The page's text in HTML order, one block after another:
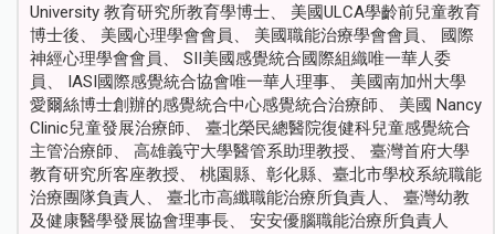
University 教育研究所教育學博士、 美國ULCA學齡前兒童教育
博士後、 美國心理學會會員、 美國職能治療學會會員、 國際
神經心理學會會員、 SII美國感覺統合國際組織唯一華人委
員、 IASI國際感覺統合協會唯一華人理事、 美國南加州大學
愛爾絲博士創辦的感覺統合中心感覺統合治療師、 美國 Nancy
Clinic兒童發展治療師、 臺北榮民總醫院復健科兒童感覺統合
主管治療師、 高雄義守大學醫管系助理教授、 臺灣首府大學
教育研究所客座教授、 桃園縣、彰化縣、臺北市學校系統職能
治療團隊負責人、 臺北市高纖職能治療所負責人、 臺灣幼教
及健康醫學發展協會理事長、 安安優腦職能治療所負責人